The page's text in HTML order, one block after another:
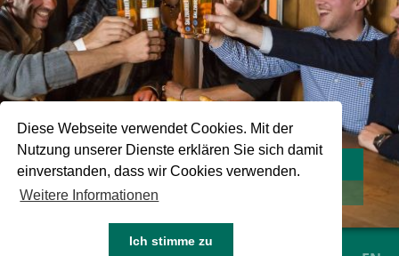
Diese Webseite verwendet Cookies. Mit der
Nutzung unserer Dienste erklären Sie sich damit
einverstanden, dass wir Cookies verwenden.
Weitere Informationen
Ich stimme zu
PA SALZBURGER HELL